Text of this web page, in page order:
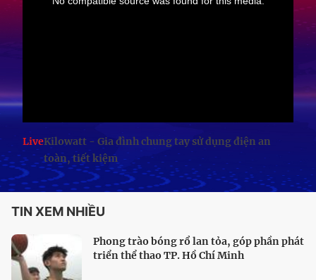
LiveKilowatt - Gia đình chung tay sử dụng điện an
toàn, tiết kiệm
TIN XEM NHIỀU
Phong trào bóng rổ lan tỏa, góp phần phát
triển thể thao TP. Hồ Chí Minh